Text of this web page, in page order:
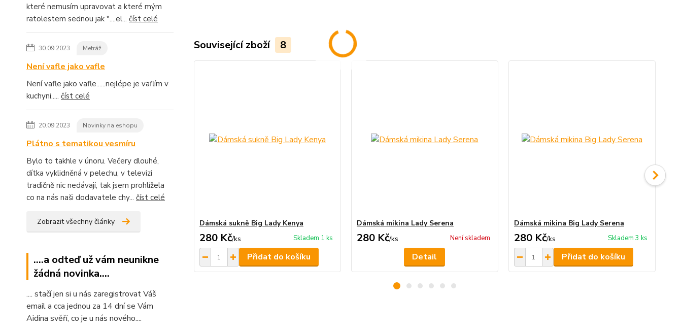
které nemusím upravovat a které mým
ratolestem sednou jak "....el... číst celé
30.09.2023 Metráž
Není vafle jako vafle
Není vafle jako vafle......nejlépe je vaflím v
kuchyni..... číst celé
20.09.2023 Novinky na eshopu
Plátno s tematikou vesmíru
Bylo to takhle v únoru. Večery dlouhé,
dítka vyklidněná v pelechu, v televizi
tradičně nic nedávají, tak jsem prohlížela
co na nás naši dodavatele chy... číst celé
Zobrazit všechny články
....a odteď už vám neunikne
žádná novinka....
.... stačí jen si u nás zaregistrovat Váš
email a cca jednou za 14 dní se Vám
Aidina svěří, co je u nás nového....
Související zboží 8
Dámská sukně Big Lady Kenya
280 Kč/ks Skladem 1 ks
Přidat do košíku
Dámská mikina Lady Serena
280 Kč/ks Není skladem
Detail
Dámská mikina Big Lady Serena
280 Kč/ks Skladem 3 ks
Přidat do košíku